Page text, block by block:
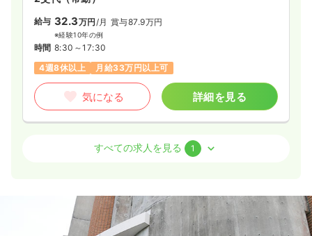
給与 23.6〜28.0万円/月 賞与3.2ヶ月
時間 8:30～17:30
オンコールあり
月給28万円以上可
気になる 詳細を見る
23.6〜28.0万円/月 賞与3.2ヶ月
※一例
8:30～17:30（休憩60分）
在宅サービス事業、生活習慣病を中心とした地域のかかりつけ
医機能の拡充、そしてリハビリ部門や緩和ケア医療の充実を計
り、地域密着の医療を提供します。
給与 32.3万円 /月 賞与87.9万円
※経験10年の例
時間 8:30～17:30
4週8休以上
月給33万円以上可
気になる 詳細を見る
25.5 万円/月 賞与86.4万円
※経験9年の例
8:00～17:00
すべての求人を見る 1